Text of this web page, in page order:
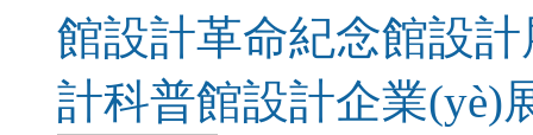
館設計革命紀念館設計
計科普館設計企業(yè)